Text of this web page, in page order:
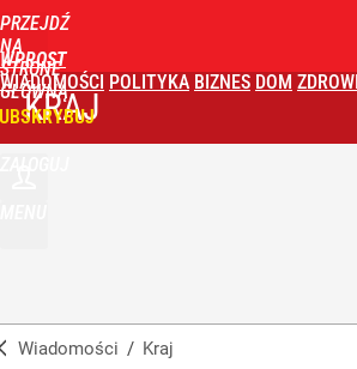
PRZEJDŹ
NA
STRONĘ
GŁÓWNĄ
WPROST
WIADOMOŚCI POLITYKA BIZNES DOM
KRAJ
Wiadomości / Kraj